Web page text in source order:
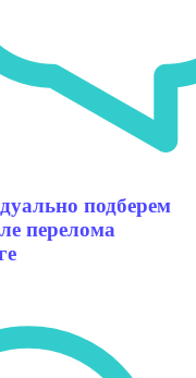
подберем
перелома